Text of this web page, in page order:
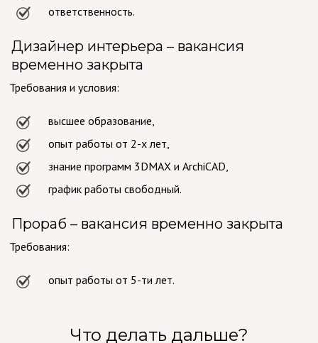
ответственность.
Дизайнер интерьера – вакансия
временно закрыта
Требования и условия:
высшее образование,
опыт работы от 2-х лет,
знание программ 3DMAX и ArchiCAD,
график работы свободный.
Прораб – вакансия временно закрыта
Требования:
опыт работы от 5-ти лет.
Что делать дальше?